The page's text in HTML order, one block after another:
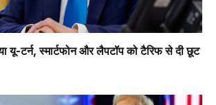
यू-टर्न, स्मार्टफोन और लैपटॉप को टैरिफ से दी छूट